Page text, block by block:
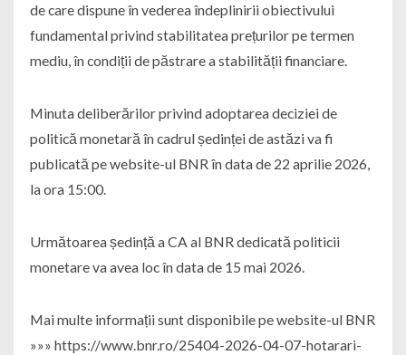
de care dispune în vederea îndeplinirii obiectivului
fundamental privind stabilitatea prețurilor pe termen
mediu, în condiții de păstrare a stabilității financiare.
Minuta deliberărilor privind adoptarea deciziei de
politică monetară în cadrul ședinței de astăzi va fi
publicată pe website-ul BNR în data de 22 aprilie 2026,
la ora 15:00.
Următoarea ședință a CA al BNR dedicată politicii
monetare va avea loc în data de 15 mai 2026.
Mai multe informații sunt disponibile pe website-ul BNR
»»» https://www.bnr.ro/25404-2026-04-07-hotarari-